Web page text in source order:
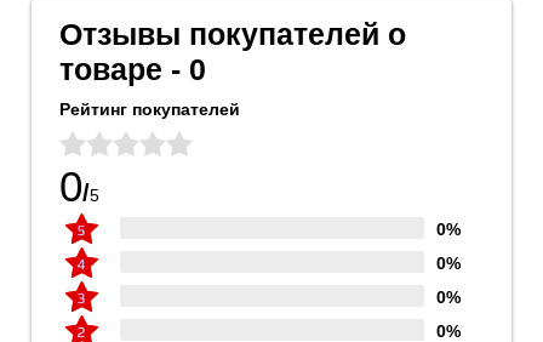
Отзывы покупателей о
товаре - 0
Рейтинг покупателей
0/5
0%
0%
0%
0%